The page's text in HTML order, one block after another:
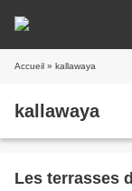
Accueil » kallawaya
kallawaya
Les terrasses